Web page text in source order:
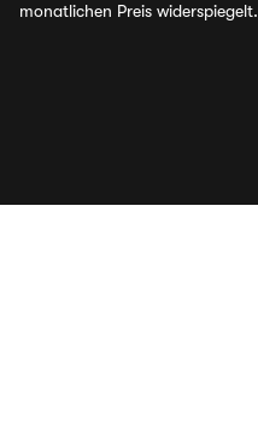
monatlichen Preis widerspiegelt.